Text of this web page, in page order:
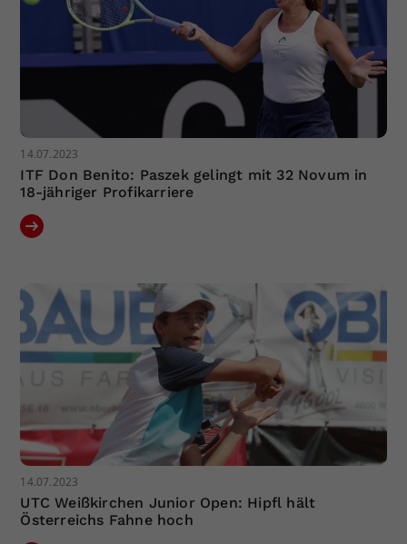
14.07.2023
ITF Don Benito: Paszek gelingt mit 32 Novum in
18-jähriger Profikarriere
14.07.2023
UTC Weißkirchen Junior Open: Hipfl hält
Österreichs Fahne hoch